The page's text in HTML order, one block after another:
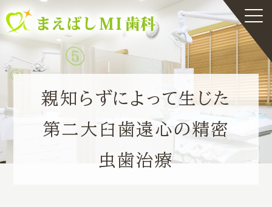
親知らずによって生じた
第二大臼歯遠心の精密
虫歯治療